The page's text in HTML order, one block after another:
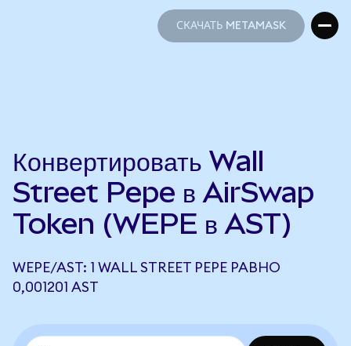
СКАЧАТЬ METAMASK
Конвертировать Wall
Street Pepe в AirSwap
Token (WEPE в AST)
WEPE/AST: 1 WALL STREET PEPE РАВНО
0,001201 AST